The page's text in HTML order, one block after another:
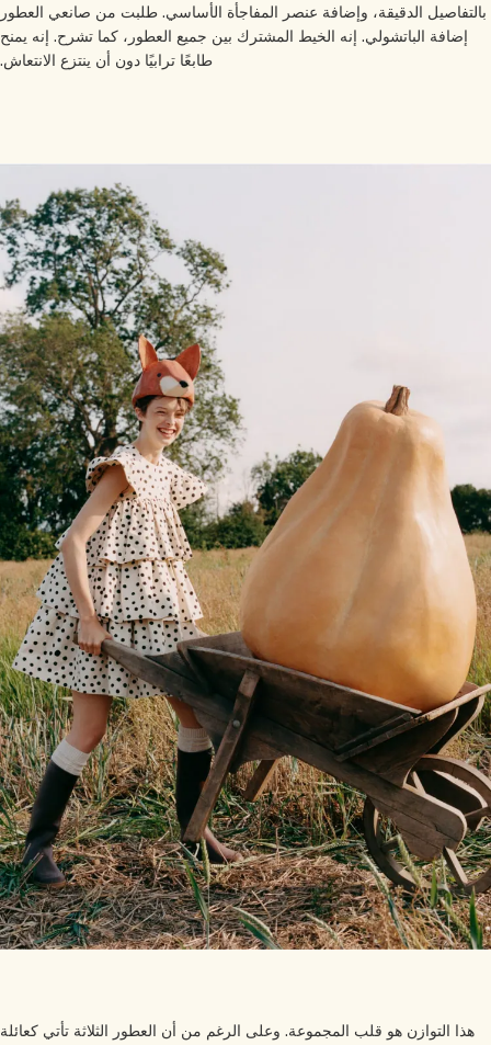
الدقيقة، وإضافة عنصر المفاجأة الأساسي. طلبت من صانعي العطور
إضافة الباتشولي. إنه الخيط المشترك بين جميع العطور، كما تشرح. إنه يمنح
طابعًا ترابيًا دون أن ينتزع الانتعاش.
هذا التوازن هو قلب المجموعة. وعلى الرغم من أن العطور الثلاثة تأتي كعائلة